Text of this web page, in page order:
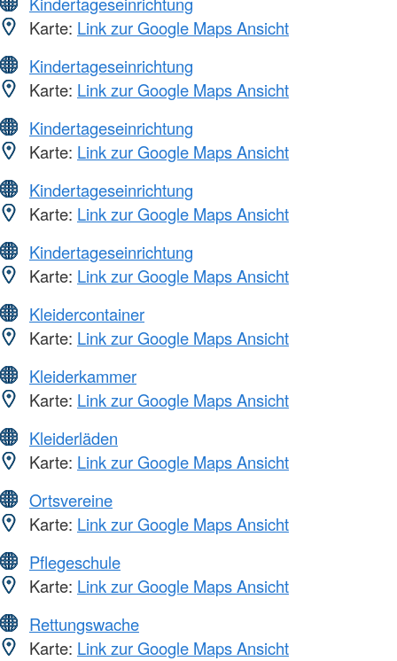
Karte: Link zur Google Maps Ansicht
Kindertageseinrichtung
Karte: Link zur Google Maps Ansicht
Kindertageseinrichtung
Karte: Link zur Google Maps Ansicht
Kindertageseinrichtung
Karte: Link zur Google Maps Ansicht
Kindertageseinrichtung
Karte: Link zur Google Maps Ansicht
Kleidercontainer
Karte: Link zur Google Maps Ansicht
Kleiderkammer
Karte: Link zur Google Maps Ansicht
Kleiderläden
Karte: Link zur Google Maps Ansicht
Ortsvereine
Karte: Link zur Google Maps Ansicht
Pflegeschule
Karte: Link zur Google Maps Ansicht
Rettungswache
Karte: Link zur Google Maps Ansicht